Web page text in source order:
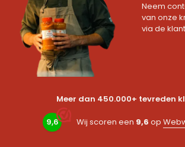
Neem
van onze
via de
Meer dan 450.000+ tevreden
9,6 Wij scoren een 9,6 op